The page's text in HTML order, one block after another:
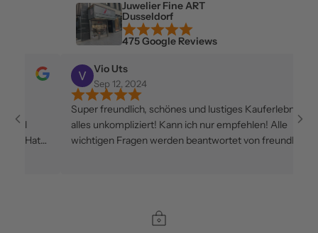
Juwelier Fine ART
Dusseldorf
475 Google Reviews
Vio Uts
Sep 12, 2024
Super freundlich, schönes und lustiges Kauferlebnis,
alles unkompliziert! Kann ich nur empfehlen! Alle
wichtigen Fragen werden beantwortet von freundlichen